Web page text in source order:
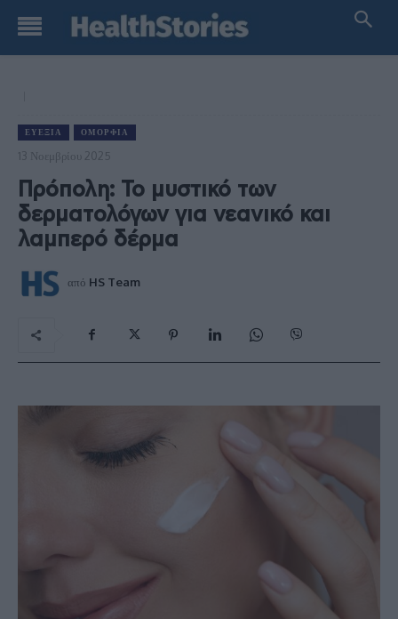
ΕΥΕΞΊΑ ΟΜΟΡΦΙΆ
13 Νοεμβρίου 2025
Πρόπολη: Το μυστικό των
δερματολόγων για νεανικό και
λαμπερό δέρμα
από HS Team